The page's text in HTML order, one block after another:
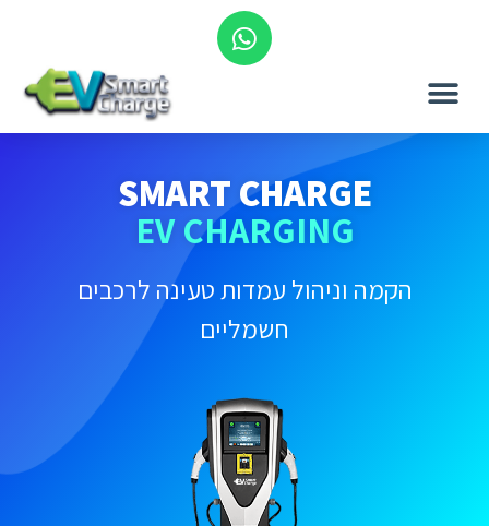
SMART CHARGE
EV CHARGING​
הקמה וניהול עמדות טעינה לרכבים
חשמליים